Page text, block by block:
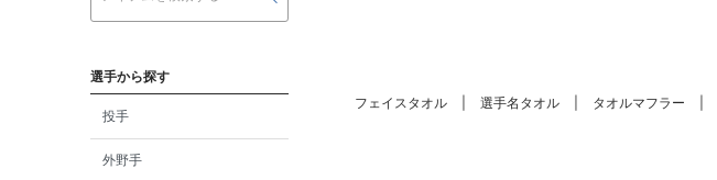
選手から探す
投手
外野手
フェイスタオル 選手名タオル タオルマフラー